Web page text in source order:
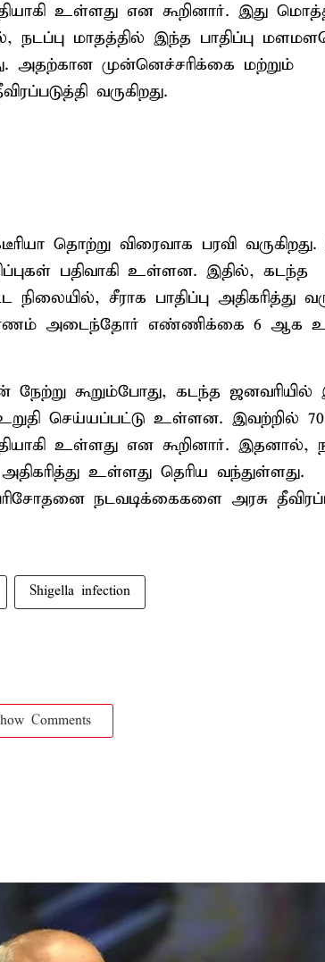
உள்ளது என கூறினார். இது
நடப்பு மாதத்தில் இந்த பாதிப்பு
அதற்கான முன்னெச்சரிக்கை மற்றும்
வருகிறது.
தொற்று விரைவாக பரவி வருகிறது.
பதிவாகி உள்ளன. இதில், கடந்த
சீராக பாதிப்பு அதிகரித்து
மரணம் அடைந்தோர் எண்ணிக்கை 6 ஆக
நேற்று கூறும்போது, கடந்த ஜனவரியில்
செய்யப்பட்டு உள்ளன. இவற்றில் 70
உள்ளது என கூறினார். இதனால்,
உள்ளது தெரிய வந்துள்ளது.
நடவடிக்கைகளை அரசு
Shigella infection
Comments